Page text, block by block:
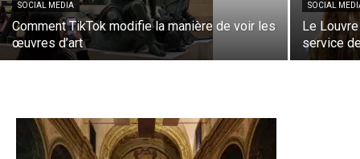
SOCIAL MEDIA
Comment TikTok modifie la manière de voir les
œuvres d’art
SOCIAL
Le
service